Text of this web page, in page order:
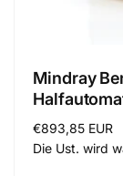
Mindray
Normaler
Preis
€893,85 EUR
Die Ust. wird